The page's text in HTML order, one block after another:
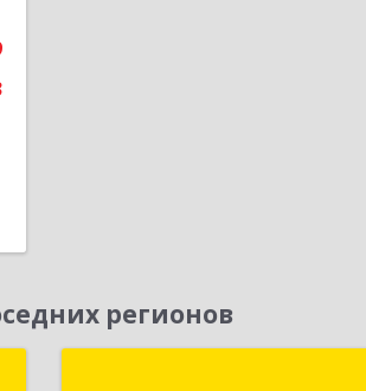
регионов